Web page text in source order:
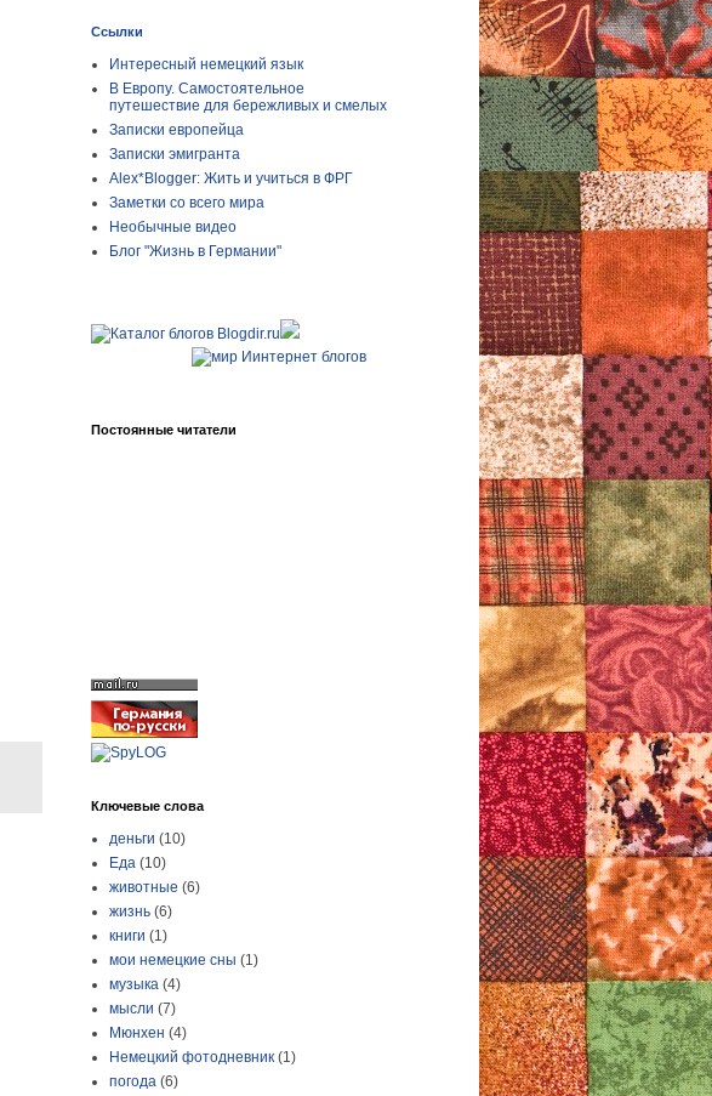
Ссылки
Интересный немецкий язык
В Европу. Самостоятельное
путешествие для бережливых и смелых
Записки европейца
Записки эмигранта
Alex*Blogger: Жить и учиться в ФРГ
Заметки со всего мира
Необычные видео
Блог "Жизнь в Германии"
Постоянные читатели
Ключевые слова
деньги (10)
Еда (10)
животные (6)
жизнь (6)
книги (1)
мои немецкие сны (1)
музыка (4)
мысли (7)
Мюнхен (4)
Немецкий фотодневник (1)
погода (6)